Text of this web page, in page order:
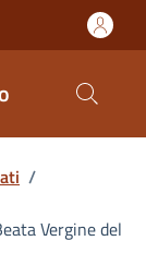
/
Vergine del